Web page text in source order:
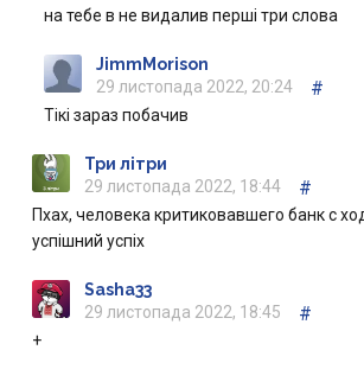
на тебе в не видалив перші три слова
JimmMorison
29 листопада 2022, 20:24
#
Тікі зараз побачив
Три літри
29 листопада 2022, 18:44
#
Пхах, человека критиковавшего банк с
успішний успіх
Sasha33
29 листопада 2022, 18:45
#
+